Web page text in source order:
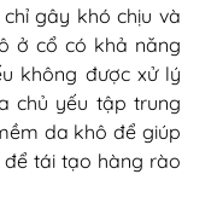
gì?
đoán và điều
da bằng cách
gây khó chịu và
ở cổ có khả năng
không được xử lý
chủ yếu tập trung
da khô để giúp
tái tạo hàng rào